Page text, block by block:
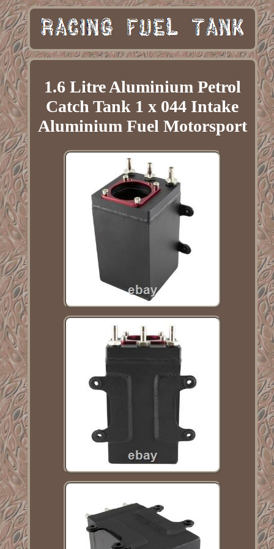
1.6 Litre Aluminium Petrol
Catch Tank 1 x 044 Intake
Aluminium Fuel Motorsport